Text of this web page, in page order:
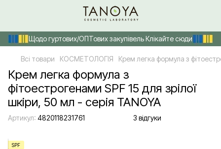
Щодо гуртових/ОПТових закупівель Клікайте сюди
Всі товари КОСМЕТОЛОГІЯ Крем легка формула з
Крем легка формула з
фітоестрогенами SPF 15 для зрілої
шкіри, 50 мл - серія TANOYA
Артикул: 4820118231761 3 відгуки
SPF